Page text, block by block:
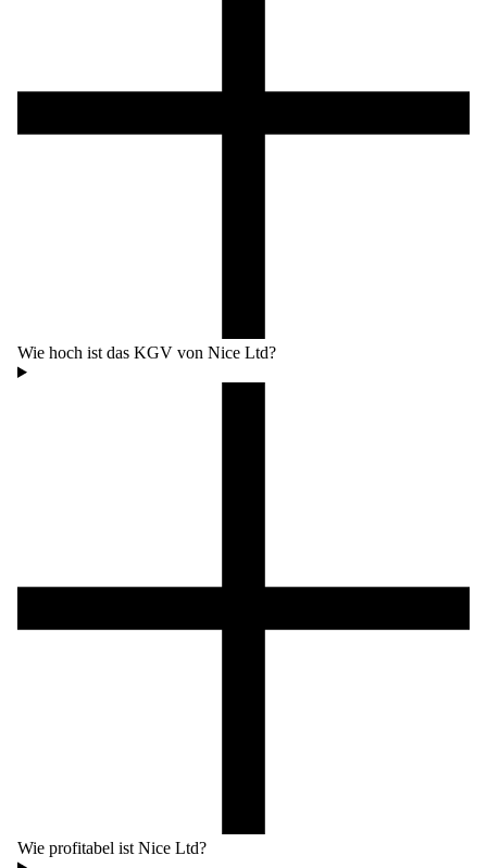
Wie hoch ist das KGV von Nice Ltd?
Wie profitabel ist Nice Ltd?